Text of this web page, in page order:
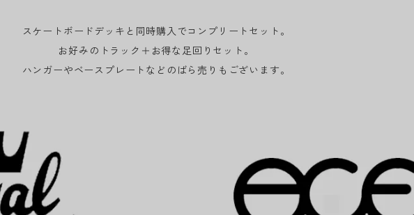
スケートボードデッキと同時購入でコンプリートセット。
お好みのトラック＋お得な足回りセット。
ハンガーやベースプレートなどのばら売りもございます。